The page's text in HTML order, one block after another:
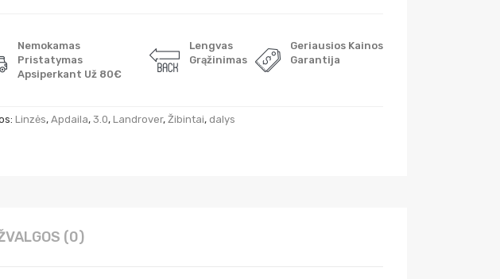
Nemokamas
Pristatymas
Apsiperkant Už 80€
Lengvas
Grąžinimas
Geriausios Kainos
Garantija
Linzės, Apdaila, 3.0, Landrover, Žibintai, dalys
(0)